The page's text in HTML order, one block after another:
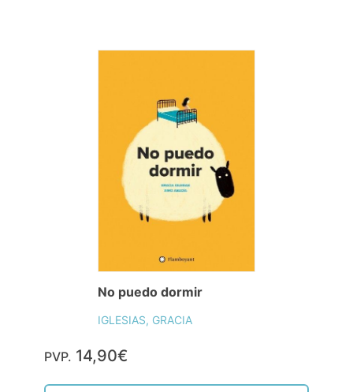
No puedo dormir
IGLESIAS, GRACIA
PVP. 14,90€